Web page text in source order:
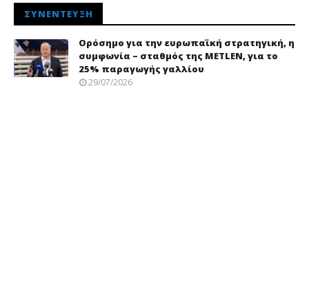
ΣΥΝΈΝΤΕΥΞΗ
Ορόσημο για την ευρωπαϊκή στρατηγική, η
συμφωνία – σταθμός της METLEN, για το
25% παραγωγής γαλλίου
29/07/2026